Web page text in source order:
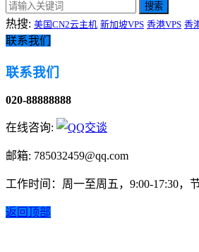
搜索
热搜: 美国CN2云主机 新加坡VPS 香港VPS 香
联系我们
联系我们
020-88888888
在线咨询:
邮箱: 785032459@qq.com
工作时间：周一至周五，9:00-17:30，
返回顶部